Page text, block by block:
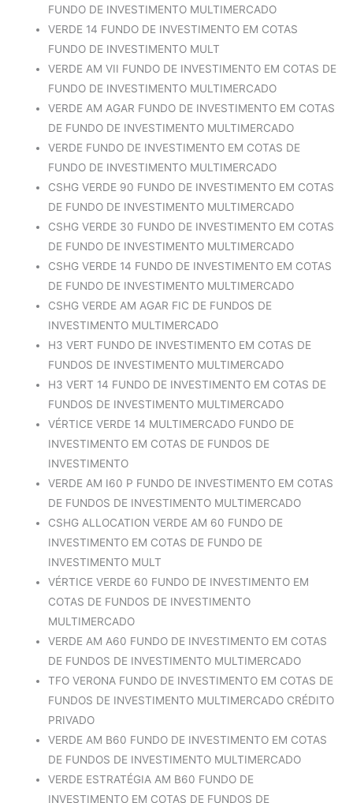
FUNDO DE INVESTIMENTO MULTIMERCADO
VERDE 14 FUNDO DE INVESTIMENTO EM COTAS
FUNDO DE INVESTIMENTO MULT
VERDE AM VII FUNDO DE INVESTIMENTO EM COTAS DE
FUNDO DE INVESTIMENTO MULTIMERCADO
VERDE AM AGAR FUNDO DE INVESTIMENTO EM COTAS
DE FUNDO DE INVESTIMENTO MULTIMERCADO
VERDE FUNDO DE INVESTIMENTO EM COTAS DE
FUNDO DE INVESTIMENTO MULTIMERCADO
CSHG VERDE 90 FUNDO DE INVESTIMENTO EM COTAS
DE FUNDO DE INVESTIMENTO MULTIMERCADO
CSHG VERDE 30 FUNDO DE INVESTIMENTO EM COTAS
DE FUNDO DE INVESTIMENTO MULTIMERCADO
CSHG VERDE 14 FUNDO DE INVESTIMENTO EM COTAS
DE FUNDO DE INVESTIMENTO MULTIMERCADO
CSHG VERDE AM AGAR FIC DE FUNDOS DE
INVESTIMENTO MULTIMERCADO
H3 VERT FUNDO DE INVESTIMENTO EM COTAS DE
FUNDOS DE INVESTIMENTO MULTIMERCADO
H3 VERT 14 FUNDO DE INVESTIMENTO EM COTAS DE
FUNDOS DE INVESTIMENTO MULTIMERCADO
VÉRTICE VERDE 14 MULTIMERCADO FUNDO DE
INVESTIMENTO EM COTAS DE FUNDOS DE
INVESTIMENTO
VERDE AM I60 P FUNDO DE INVESTIMENTO EM COTAS
DE FUNDOS DE INVESTIMENTO MULTIMERCADO
CSHG ALLOCATION VERDE AM 60 FUNDO DE
INVESTIMENTO EM COTAS DE FUNDO DE
INVESTIMENTO MULT
VÉRTICE VERDE 60 FUNDO DE INVESTIMENTO EM
COTAS DE FUNDOS DE INVESTIMENTO
MULTIMERCADO
VERDE AM A60 FUNDO DE INVESTIMENTO EM COTAS
DE FUNDOS DE INVESTIMENTO MULTIMERCADO
TFO VERONA FUNDO DE INVESTIMENTO EM COTAS DE
FUNDOS DE INVESTIMENTO MULTIMERCADO CRÉDITO
PRIVADO
VERDE AM B60 FUNDO DE INVESTIMENTO EM COTAS
DE FUNDOS DE INVESTIMENTO MULTIMERCADO
VERDE ESTRATÉGIA AM B60 FUNDO DE
INVESTIMENTO EM COTAS DE FUNDOS DE